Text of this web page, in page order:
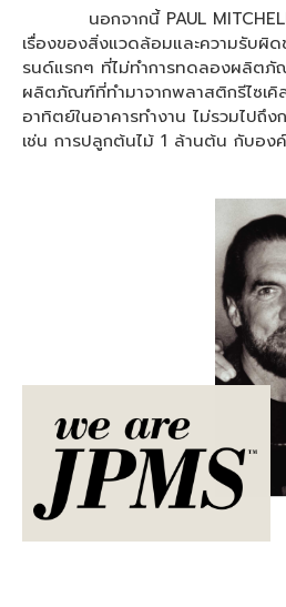
นอกจากนี้ PAUL
เรื่องของสิ่งแวดล้อมและความรับผิ
รนด์แรกๆ ที่ไม่ทำการทดลองผลิตภั
ผลิตภัณฑ์ที่ทำมาจากพลาสติกรีไซเคิ
อาทิตย์ในอาคารทำงาน ไม่รวมไปถึ
เช่น การปลูกต้นไม้ 1 ล้านต้น กับอง